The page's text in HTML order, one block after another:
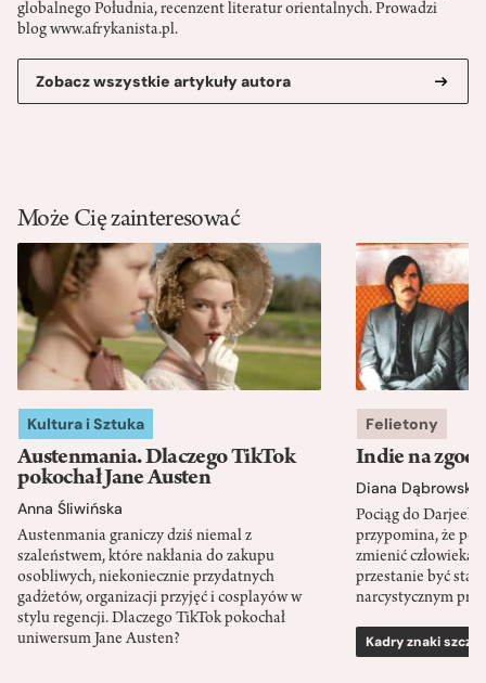
globalnego Południa, recenzent literatur orientalnych. Prowadzi
blog www.afrykanista.pl.
Zobacz wszystkie artykuły autora
Może Cię zainteresować
Kultura i Sztuka
Austenmania. Dlaczego TikTok
pokochał Jane Austen
Anna Śliwińska
Austenmania graniczy dziś niemal z
szaleństwem, które nakłania do zakupu
osobliwych, niekoniecznie przydatnych
gadżetów, organizacji przyjęć i cosplayów w
stylu regencji. Dlaczego TikTok pokochał
uniwersum Jane Austen?
Felietony
Indie na
Diana Dąbrowska
Pociąg do
przypomina, że
zmienić człowieka
przestanie być
narcystycznym
Kadry znaki